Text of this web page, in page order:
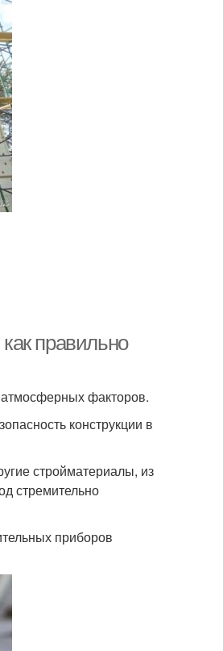
правильно
атмосферных факторов.
конструкции в
стройматериалы, из
стремительно
приборов